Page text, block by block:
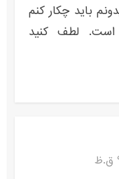
باید چکار کنم
است. لطف کنید